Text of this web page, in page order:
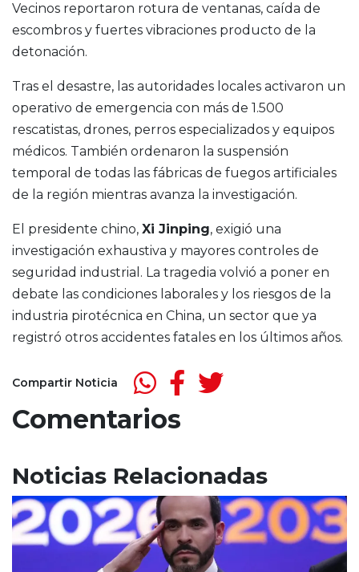
Vecinos reportaron rotura de ventanas, caída de
escombros y fuertes vibraciones producto de la
detonación.
Tras el desastre, las autoridades locales activaron un
operativo de emergencia con más de 1.500
rescatistas, drones, perros especializados y equipos
médicos. También ordenaron la suspensión
temporal de todas las fábricas de fuegos artificiales
de la región mientras avanza la investigación.
El presidente chino, Xi Jinping, exigió una
investigación exhaustiva y mayores controles de
seguridad industrial. La tragedia volvió a poner en
debate las condiciones laborales y los riesgos de la
industria pirotécnica en China, un sector que ya
registró otros accidentes fatales en los últimos años.
Compartir Noticia
Comentarios
Noticias Relacionadas